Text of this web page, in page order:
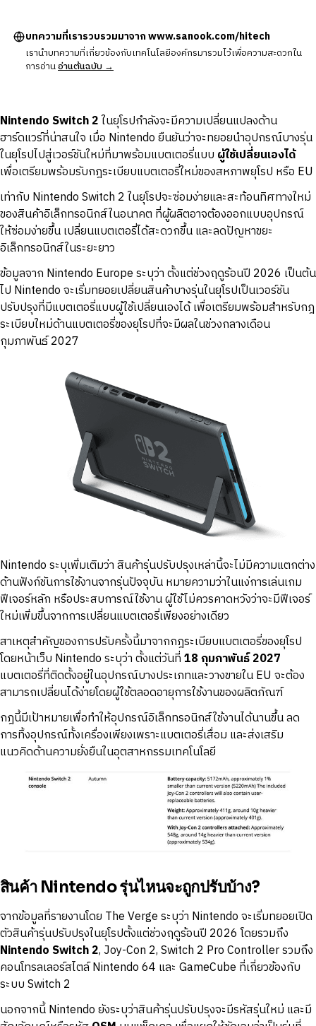
บทความที่เรารวบรวมมาจาก www.sanook.com/hitech
เรานำบทความที่เกี่ยวข้องกับเทคโนโลยีองค์กรมารวมไว้เพื่อความสะดวกใน
การอ่านอ่านต้นฉบับ →
Nintendo Switch 2ในยุโรปกำลังจะมีความเปลี่ยนแปลงด้าน
ฮาร์ดแวร์ที่น่าสนใจ เมื่อ Nintendo ยืนยันว่าจะทยอยนำอุปกรณ์บางรุ่น
ในยุโรปไปสู่เวอร์ชันใหม่ที่มาพร้อมแบตเตอรี่แบบ ผู้ใช้เปลี่ยนเองได้
เพื่อเตรียมพร้อมรับกฎระเบียบแบตเตอรี่ใหม่ของสหภาพยุโรป หรือ EU
เท่ากับ Nintendo Switch 2 ในยุโรปจะซ่อมง่ายและสะท้อนทิศทางใหม่
ของสินค้าอิเล็กทรอนิกส์ในอนาคต ที่ผู้ผลิตอาจต้องออกแบบอุปกรณ์
ให้ซ่อมง่ายขึ้น เปลี่ยนแบตเตอรี่ได้สะดวกขึ้น และลดปัญหาขยะ
อิเล็กทรอนิกส์ในระยะยาว
ข้อมูลจาก Nintendo Europe ระบุว่า ตั้งแต่ช่วงฤดูร้อนปี 2026 เป็นต้น
ไป Nintendo จะเริ่มทยอยเปลี่ยนสินค้าบางรุ่นในยุโรปเป็นเวอร์ชัน
ปรับปรุงที่มีแบตเตอรี่แบบผู้ใช้เปลี่ยนเองได้ เพื่อเตรียมพร้อมสำหรับกฎ
ระเบียบใหม่ด้านแบตเตอรี่ของยุโรปที่จะมีผลในช่วงกลางเดือน
กุมภาพันธ์ 2027
Nintendo ระบุเพิ่มเติมว่า สินค้ารุ่นปรับปรุงเหล่านี้จะไม่มีความแตกต่าง
ด้านฟังก์ชันการใช้งานจากรุ่นปัจจุบัน หมายความว่าในแง่การเล่นเกม
ฟีเจอร์หลัก หรือประสบการณ์ใช้งาน ผู้ใช้ไม่ควรคาดหวังว่าจะมีฟีเจอร์
ใหม่เพิ่มขึ้นจากการเปลี่ยนแบตเตอรี่เพียงอย่างเดียว
สาเหตุสำคัญของการปรับครั้งนี้มาจากกฎระเบียบแบตเตอรี่ของยุโรป
โดยหน้าเว็บ Nintendo ระบุว่า ตั้งแต่วันที่18 กุมภาพันธ์ 2027
แบตเตอรี่ที่ติดตั้งอยู่ในอุปกรณ์บางประเภทและวางขายใน EU จะต้อง
สามารถเปลี่ยนได้ง่ายโดยผู้ใช้ตลอดอายุการใช้งานของผลิตภัณฑ์
กฎนี้มีเป้าหมายเพื่อทำให้อุปกรณ์อิเล็กทรอนิกส์ใช้งานได้นานขึ้น ลด
การทิ้งอุปกรณ์ทั้งเครื่องเพียงเพราะแบตเตอรี่เสื่อม และส่งเสริม
แนวคิดด้านความยั่งยืนในอุตสาหกรรมเทคโนโลยี
สินค้า Nintendo รุ่นไหนจะถูกปรับบ้าง?
จากข้อมูลที่รายงานโดย The Verge ระบุว่า Nintendo จะเริ่มทยอยเปิด
ตัวสินค้ารุ่นปรับปรุงในยุโรปตั้งแต่ช่วงฤดูร้อนปี 2026 โดยรวมถึง
Nintendo Switch 2, Joy-Con 2, Switch 2 Pro Controller รวมถึง
คอนโทรลเลอร์สไตล์ Nintendo 64 และ GameCube ที่เกี่ยวข้องกับ
ระบบ Switch 2
นอกจากนี้ Nintendo ยังระบุว่าสินค้ารุ่นปรับปรุงจะมีรหัสรุ่นใหม่ และมี